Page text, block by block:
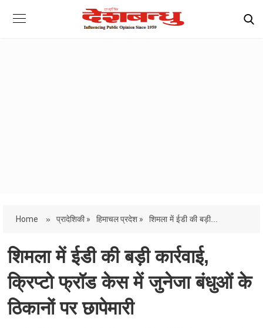
Home » प्रादेशिकी » हिमाचल प्रदेश » शिमला में ईडी की बड़ी...
शिमला में ईडी की बड़ी कार्रवाई,
क्रिप्टो फ्रॉड केस में जुनेजा बंधुओं के
ठिकानों पर छापेमारी